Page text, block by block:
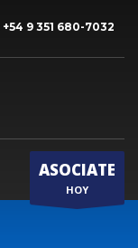
+54 9 351 680-7032
ASOCIATE
HOY